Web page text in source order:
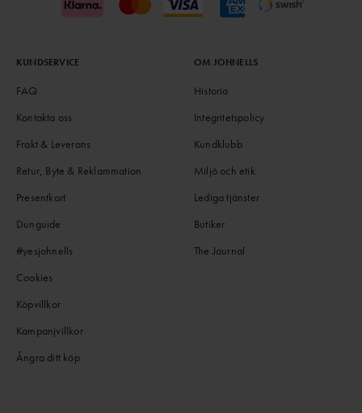
KUNDSERVICE
FAQ
Kontakta oss
Frakt & Leverans
Retur, Byte & Reklammation
Presentkort
Dunguide
#yesjohnells
Cookies
Köpvillkor
Kampanjvillkor
Ångra ditt köp
OM JOHNELLS
Historia
Integritetspolicy
Kundklubb
Miljö och etik
Lediga tjänster
Butiker
The Journal